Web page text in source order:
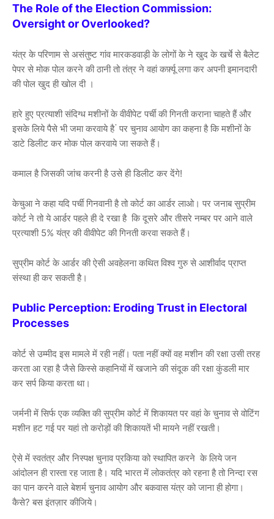
The Role of the Election Commission:
Oversight or Overlooked?
यंत्र के परिणाम से असंतुष्ट गांव मारकडवाड़ी के लोगों के ने खुद के खर्चे से बैलेट
पेपर से मोक पोल करने की ठानी तो तंत्र ने वहां कर्फ़्यू लगा कर अपनी इमानदारी
की पोल खुद ही खोल दी ।
हारे हुए प्रत्याशी संदिग्ध मशीनों के वीवीपेट पर्ची की गिनती कराना चाहते हैं और
इसके लिये पैसे भी जमा करवाये है ं पर चुनाव आयोग का कहना है कि मशीनों के
डाटे डिलीट कर मोक पोल करवाये जा सकते हैं।
कमाल है जिसकी जांच करनी है उसे ही डिलीट कर देंगे!
केचुआ ने कहा यदि पर्ची गिनवानी है तो कोर्ट का आर्डर लाओ। पर जनाब सुप्रीम
कोर्ट ने तो ये आर्डर पहले ही दे रखा है कि दूसरे और तीसरे नम्बर पर आने वाले
प्रत्याशी 5% यंत्र की वीवीपेट की गिनती करवा सकते हैं।
सुप्रीम कोर्ट के आर्डर की ऐसी अवहेलना कथित विश्व गुरु से आशीर्वाद प्राप्त
संस्था ही कर सकती है।
Public Perception: Eroding Trust in Electoral
Processes
कोर्ट से उम्मीद इस मामले में रही नहीं। पता नहीं क्यों वह मशीन की रक्षा उसी तरह
करता आ रहा है जैसे किस्से कहानियों में खजाने की संदूक की रक्षा कुंडली मार
कर सर्प किया करता था।
जर्मनी में सिर्फ एक व्यक्ति की सुप्रीम कोर्ट में शिकायत पर वहां के चुनाव से वोटिंग
मशीन हट गई पर यहां तो करोड़ों की शिकायतें भी मायने नहीं रखती।
ऐसे में स्वतंत्र और निस्पक्ष चुनाव प्रकिया को स्थापित करने के लिये जन
आंदोलन ही रास्ता रह जाता है। यदि भारत में लोकतंत्र को रहना है तो निन्दा रस
का पान करने वाले बेशर्म चुनाव आयोग और बकवास यंत्र को जाना ही होगा।
कैसे? बस इंतज़ार कीजिये।